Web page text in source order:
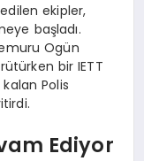
ekipler,
başladı.
Ogün
bir IETT
Polis
Ediyor